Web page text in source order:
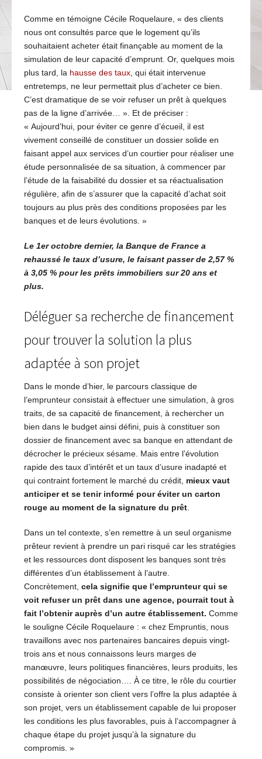
Comme en témoigne Cécile Roquelaure, « des clients
nous ont consultés parce que le logement qu’ils
souhaitaient acheter était finançable au moment de la
simulation de leur capacité d’emprunt. Or, quelques mois
plus tard, la hausse des taux, qui était intervenue
entretemps, ne leur permettait plus d’acheter ce bien.
C’est dramatique de se voir refuser un prêt à quelques
pas de la ligne d’arrivée… ». Et de préciser :
« Aujourd’hui, pour éviter ce genre d’écueil, il est
vivement conseillé de constituer un dossier solide en
faisant appel aux services d’un courtier pour réaliser une
étude personnalisée de sa situation, à commencer par
l’étude de la faisabilité du dossier et sa réactualisation
régulière, afin de s’assurer que la capacité d’achat soit
toujours au plus près des conditions proposées par les
banques et de leurs évolutions. »
Le 1er octobre dernier, la Banque de France a
rehaussé le taux d’usure, le faisant passer de 2,57 %
à 3,05 % pour les prêts immobiliers sur 20 ans et
plus.
Déléguer sa recherche de financement
pour trouver la solution la plus
adaptée à son projet
Dans le monde d’hier, le parcours classique de
l’emprunteur consistait à effectuer une simulation, à gros
traits, de sa capacité de financement, à rechercher un
bien dans le budget ainsi défini, puis à constituer son
dossier de financement avec sa banque en attendant de
décrocher le précieux sésame. Mais entre l’évolution
rapide des taux d’intérêt et un taux d’usure inadapté et
qui contraint fortement le marché du crédit, mieux vaut
anticiper et se tenir informé pour éviter un carton
rouge au moment de la signature du prêt.
Dans un tel contexte, s’en remettre à un seul organisme
prêteur revient à prendre un pari risqué car les stratégies
et les ressources dont disposent les banques sont très
différentes d’un établissement à l’autre.
Concrètement, cela signifie que l’emprunteur qui se
voit refuser un prêt dans une agence, pourrait tout à
fait l’obtenir auprès d’un autre établissement. Comme
le souligne Cécile Roquelaure : « chez Empruntis, nous
travaillons avec nos partenaires bancaires depuis vingt-
trois ans et nous connaissons leurs marges de
manœuvre, leurs politiques financières, leurs produits, les
possibilités de négociation…. À ce titre, le rôle du courtier
consiste à orienter son client vers l’offre la plus adaptée à
son projet, vers un établissement capable de lui proposer
les conditions les plus favorables, puis à l’accompagner à
chaque étape du projet jusqu’à la signature du
compromis. »